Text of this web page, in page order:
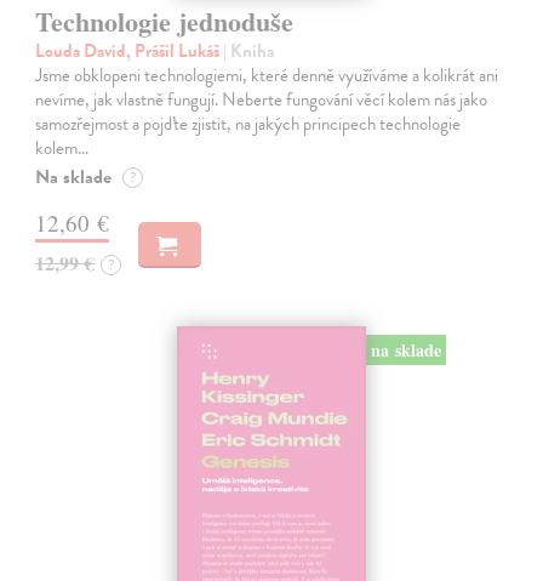
Technologie jednoduše
Louda David, Prášil Lukáš| Kniha
Jsme obklopeni technologiemi, které denně využíváme a kolikrát ani
nevíme, jak vlastně fungují. Neberte fungování věcí kolem nás jako
samozřejmost a pojďte zjistit, na jakých principech technologie
kolem…
Na sklade ?
12,60 €
12,99 € ?
na sklade